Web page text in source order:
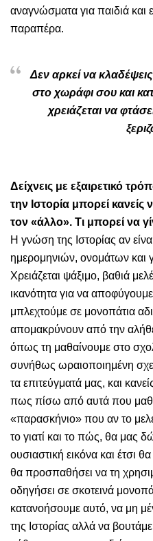
αναγνώσματα για παιδιά
παραπέρα.
Δεν αρκεί να
στο χωράφι σου και
χρειάζεται να
Δείχνεις με εξαιρετικό
την Ιστορία μπορεί κανείς
τον «άλλο». Τι μπορεί να
Η γνώση της Ιστορίας αν
ημερομηνιών, ονομάτων και
Χρειάζεται ψάξιμο, βαθιά
ικανότητα για να
μπλεχτούμε σε μονοπάτια
απομακρύνουν από την
όπως τη μαθαίνουμε στο
συνήθως ωραιοποιημένη
τα επιτεύγματά μας, και
πως πίσω από αυτά που
«παρασκήνιο» που αν το
το γιατί και το πώς, θα μας
ουσιαστική εικόνα και έτσι
θα προσπαθήσει να τη
οδηγήσει σε σκοτεινά
κατανοήσουμε αυτό, να μη
της Ιστορίας αλλά να